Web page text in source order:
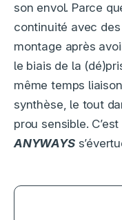
son envol. Parce
continuité avec
montage après
le biais de la
même temps
synthèse, le tout
prou sensible.
ANYWAYS